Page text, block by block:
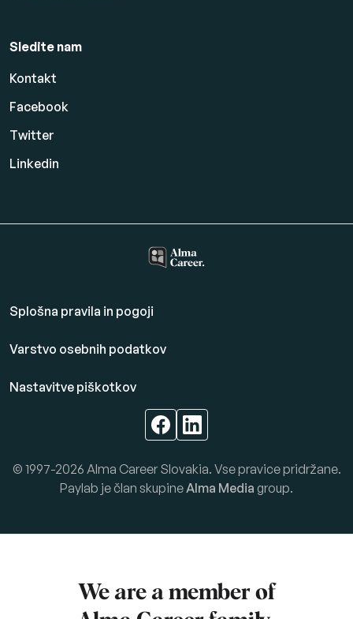
Sledite nam
Kontakt
Facebook
Twitter
Linkedin
Splošna pravila in pogoji
Varstvo osebnih podatkov
Nastavitve piškotkov
© 1997-2026 Alma Career Slovakia. Vse pravice pridržane.
Paylab je član skupineAlma Media group.
We are a member of